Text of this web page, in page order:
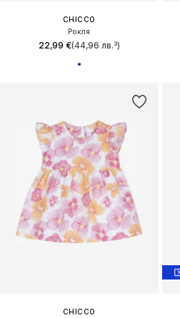
CHICCO
Рокля
22,99 €(44,96 лв.³)
CHICCO